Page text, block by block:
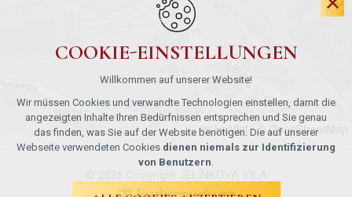
Leaflet | © OpenStreetMap
COOKIE-EINSTELLUNGEN
Willkommen auf unserer Website!
Wir müssen Cookies und verwandte Technologien einstellen, damit die
angezeigten Inhalte Ihren Bedürfnissen entsprechen und Sie genau
das finden, was Sie auf der Website benötigen. Die auf unserer
Webseite verwendeten Cookies dienen niemals zur Identifizierung
von Benutzern.